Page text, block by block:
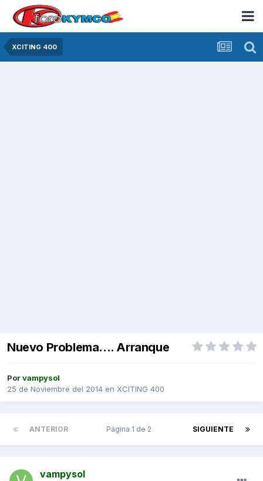
XCITING 400
Nuevo Problema.... Arranque
Porvampysol
25 de Noviembre del 2014 en XCITING 400
ANTERIOR SIGUIENTE
Página 1 de 2
vampysol